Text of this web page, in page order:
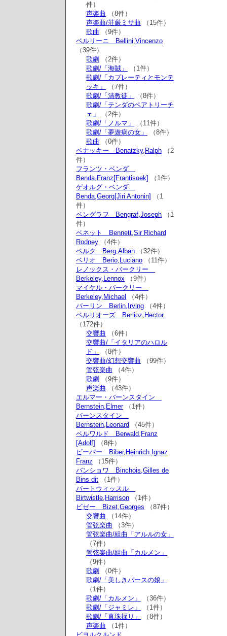
件）
声楽曲 （8件）
声楽曲/荘厳ミサ曲 （15件）
歌曲 （9件）
ベルリーニ Bellini,Vincenzo
（39件）
歌劇
（2件）
歌劇/「海賊」
（1件）
歌劇/「カプレーティとモンテ
ッキ」
（7件）
歌劇/「清教徒」
（8件）
歌劇/「テンダのベアトリーチ
ェ」
（2件）
歌劇/「ノルマ」
（11件）
歌劇/「夢遊病の女」
（8件）
歌曲 （0件）
ベナッキー Benatzky,Ralph （2
件）
フランツ・ベンダ
Benda,Franz[Frantisoek]
（1件）
ゲオルグ・ベンダ
Benda,Georg[Jiri Antonin]
（1
件）
ベングラフ Bengraf,Joseph （1
件）
ベネット Bennett,Sir Richard
Rodney （4件）
ベルク Berg,Alban （32件）
ベリオ Berio,Luciano （11件）
レノックス・バークリー
Berkeley,Lennox （9件）
マイケル・バークリー
Berkeley,Michael
（4件）
バーリン Berlin,Irving （4件）
ベルリオーズ Berlioz,Hector
（172件）
交響曲 （6件）
交響曲/「イタリアのハロル
ド」
（8件）
交響曲/幻想交響曲 （99件）
管弦楽曲 （4件）
歌劇
（9件）
声楽曲 （43件）
エルマー・バーンスタイン
Bernstein,Elmer（1件）
バーンスタイン
Bernstein,Leonard （45件）
ベルワルド Berwald,Franz
[Adolf]
（8件）
ビーバー Biber,Heinrich Ignaz
Franz （15件）
バンショワ Binchois,Gilles de
Bins dit （1件）
バートウィッスル
Birtwistle,Harrison （1件）
ビゼー Bizet,Georges （87件）
交響曲 （14件）
管弦楽曲 （3件）
管弦楽曲/組曲「アルルの女」
（7件）
管弦楽曲/組曲「カルメン」
（9件）
歌劇
（0件）
歌劇/「美しきパースの娘」
（1件）
歌劇/「カルメン」
（36件）
歌劇/「ジャミレ」
（1件）
歌劇/「真珠採り」
（8件）
声楽曲 （1件）